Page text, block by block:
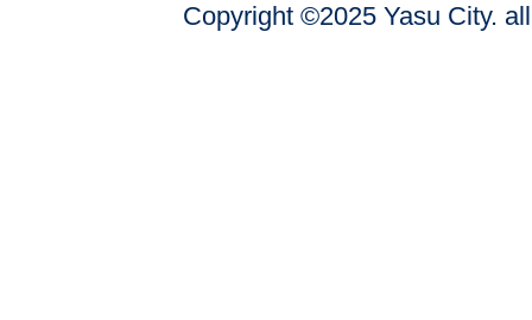
Copyright ©2025 Yasu City.